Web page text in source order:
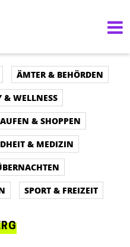
ÄMTER & BEHÖRDEN
& WELLNESS
& SHOPPEN
& MEDIZIN
SPORT & FREIZEIT